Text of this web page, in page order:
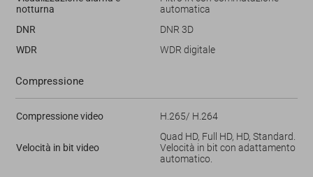
notturna
automatica
DNR
DNR 3D
WDR
WDR digitale
Compressione
Compressione video H.265/ H.264
Velocità in bit video
Quad HD, Full HD, HD, Standard.
Velocità in bit con adattamento
automatico.